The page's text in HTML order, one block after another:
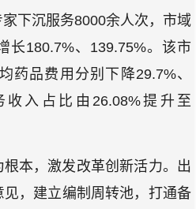
下沉服务8000余人次，市域
长180.7%、139.75%。该市
药品费用分别下降29.7%、
收入占比由26.08%提升至
本，激发改革创新活力。出
，建立编制周转池，打通备